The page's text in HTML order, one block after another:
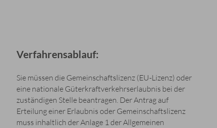
Verfahrensablauf:
Sie müssen die Gemeinschaftslizenz (EU-Lizenz) oder
eine nationale Güterkraftverkehrserlaubnis bei der
zuständigen Stelle beantragen. Der Antrag auf
Erteilung einer Erlaubnis oder Gemeinschaftslizenz
muss inhaltlich der Anlage 1 der Allgemeinen